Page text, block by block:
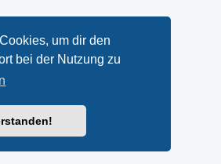
um dir den
bei der Nutzung zu